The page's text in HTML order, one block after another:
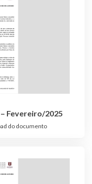
Fevereiro/2025
do documento